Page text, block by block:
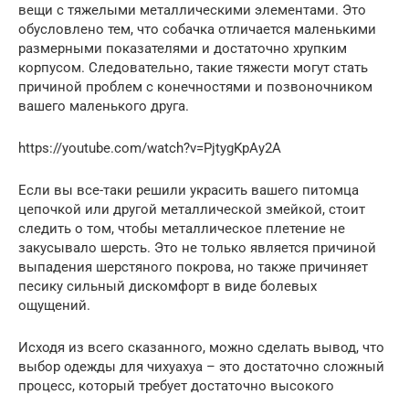
вещи с тяжелыми металлическими элементами. Это
обусловлено тем, что собачка отличается маленькими
размерными показателями и достаточно хрупким
корпусом. Следовательно, такие тяжести могут стать
причиной проблем с конечностями и позвоночником
вашего маленького друга.
https://youtube.com/watch?v=PjtygKpAy2A
Если вы все-таки решили украсить вашего питомца
цепочкой или другой металлической змейкой, стоит
следить о том, чтобы металлическое плетение не
закусывало шерсть. Это не только является причиной
выпадения шерстяного покрова, но также причиняет
песику сильный дискомфорт в виде болевых
ощущений.
Исходя из всего сказанного, можно сделать вывод, что
выбор одежды для чихуахуа – это достаточно сложный
процесс, который требует достаточно высокого